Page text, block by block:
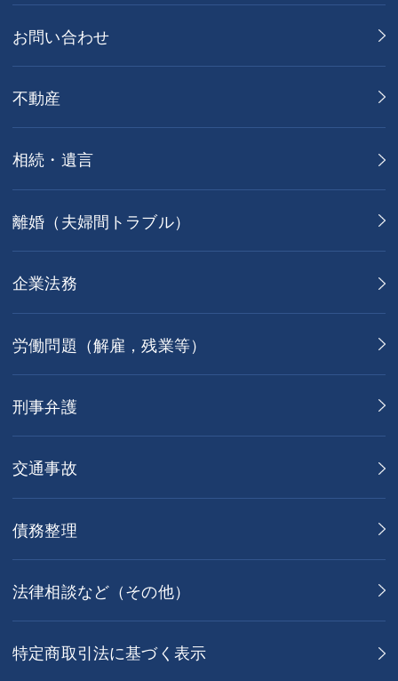
お問い合わせ
不動産
相続・遺言
離婚（夫婦間トラブル）
企業法務
労働問題（解雇，残業等）
刑事弁護
交通事故
債務整理
法律相談など（その他）
特定商取引法に基づく表示